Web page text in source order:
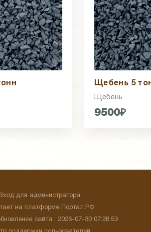
Щебень 5
Щебень
9500₽
Вход для администратора
на платформе
Портал.РФ
сайта : 2026-07-30 07:28:53